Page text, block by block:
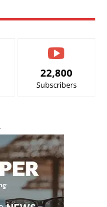
22,800
Subscribers